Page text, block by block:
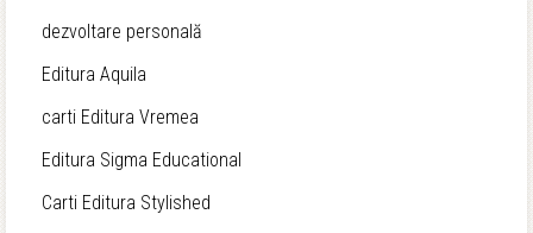
dezvoltare personală
Editura Aquila
carti Editura Vremea
Editura Sigma Educational
Carti Editura Stylished